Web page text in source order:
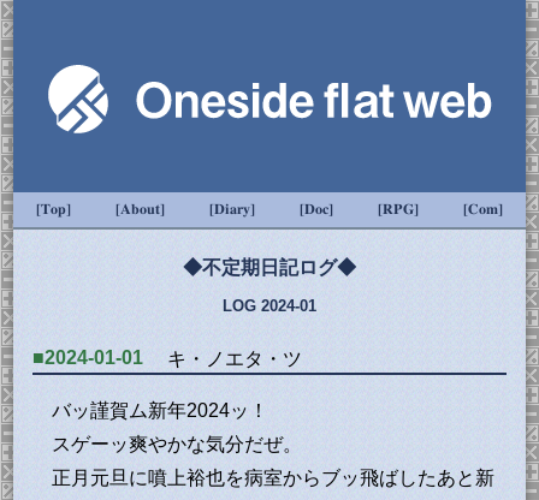
[Top] [About] [Diary] [Doc] [RPG] [Com]
◆不定期日記ログ◆
LOG 2024-01
■2024-01-01 キ・ノエタ・ツ
バッ謹賀ム新年2024ッ！
スゲーッ爽やかな気分だぜ。
正月元旦に噴上裕也を病室からブッ飛ばしたあと新